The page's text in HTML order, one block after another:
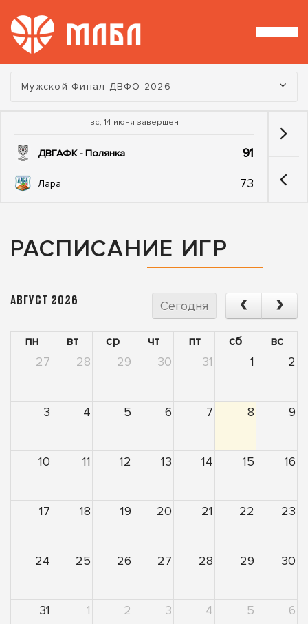
Турнир:
Мужской Финал-ДВФО 2026
вс, 14 июня завершен
ДВГАФК - Полянка 91
Лара 73
РАСПИСАНИЕ ИГР
АВГУСТ 2026 Сегодня
пн вт ср чт пт сб
вс
27
28 29 30 31 1 2
3 4 5 6 7 8 9
10 11 12 13 14 15 16
17 18 19 20 21 22 23
24 25 26 27 28 29 30
31 1 2 3 4 5 6